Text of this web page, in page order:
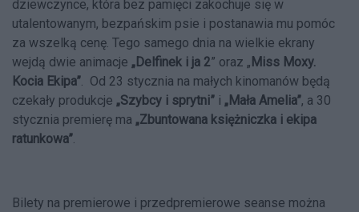
dziewczynce, która bez pamięci zakochuje się w
utalentowanym, bezpańskim psie i postanawia mu pomóc
za wszelką cenę. Tego samego dnia na wielkie ekrany
wejdą dwie animacje „Delfinek i ja 2” oraz „ Miss Moxy.
Kocia Ekipa”. Od 23 stycznia na małych kinomanów będą
czekały produkcje „Szybcy i sprytni” i „Mała Amelia”, a 30
stycznia premierę ma „Zbuntowana księżniczka i ekipa
ratunkowa”.
Bilety na premierowe i przedpremierowe seanse można